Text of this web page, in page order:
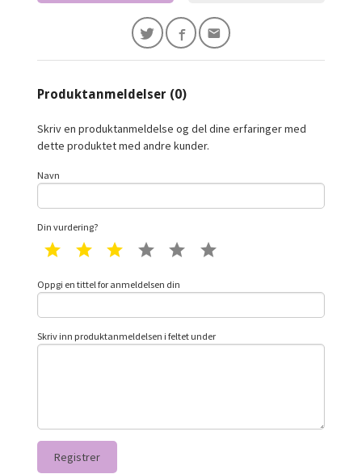
Produktanmeldelser (0)
Skriv en produktanmeldelse og del dine erfaringer med
dette produktet med andre kunder.
Navn
Din vurdering?
1 star 2 star 3 star 4 star 5 star
Oppgi en tittel for anmeldelsen din
Skriv inn produktanmeldelsen i feltet under